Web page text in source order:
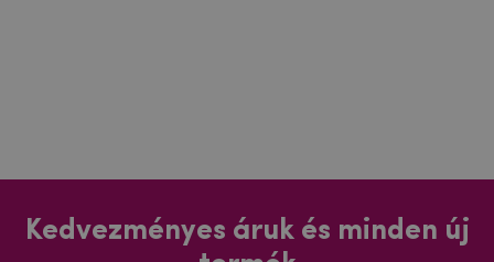
Kedvezményes áruk és minden új